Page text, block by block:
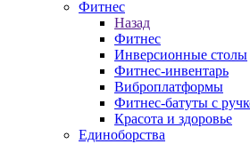
Фитнес
Назад
Фитнес
Инверсионные столы
Фитнес-инвентарь
Виброплатформы
Фитнес-батуты с
Красота и здоровье
Единоборства